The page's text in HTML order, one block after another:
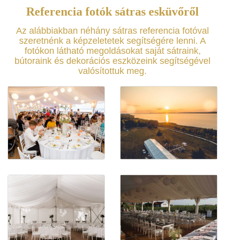
Referencia fotók sátras esküvőről
Az alábbiakban néhány sátras referencia fotóval
szeretnénk a képzeletetek segítségére lenni. A
fotókon látható megoldásokat saját sátraink,
bútoraink és dekorációs eszközeink segítségével
valósítottuk meg.